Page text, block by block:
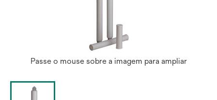
Passe o mouse sobre a imagem para ampliar